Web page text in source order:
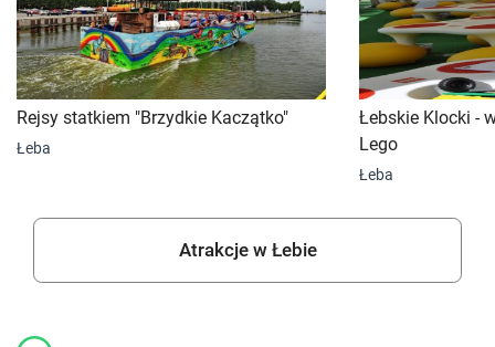
Rejsy statkiem "Brzydkie Kaczątko"
Łeba
Łebskie Klocki -
Lego
Łeba
Atrakcje w Łebie